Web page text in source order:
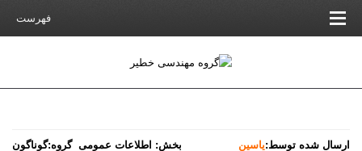
فهرست
ارسال شده توسط:یاسین بخش: اطلاعات عمومی گروه:گوناگون